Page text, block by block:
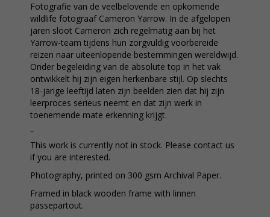
Fotografie van de veelbelovende en opkomende
wildlife fotograaf Cameron Yarrow. In de afgelopen
jaren sloot Cameron zich regelmatig aan bij het
Yarrow-team tijdens hun zorgvuldig voorbereide
reizen naar uiteenlopende bestemmingen wereldwijd.
Onder begeleiding van de absolute top in het vak
ontwikkelt hij zijn eigen herkenbare stijl. Op slechts
18-jarige leeftijd laten zijn beelden zien dat hij zijn
leerproces serieus neemt en dat zijn werk in
toenemende mate erkenning krijgt.
This work is currently not in stock. Please contact us
if you are interested.
Photography, printed on 300 gsm Archival Paper.
Framed in black wooden frame with linnen
passepartout.